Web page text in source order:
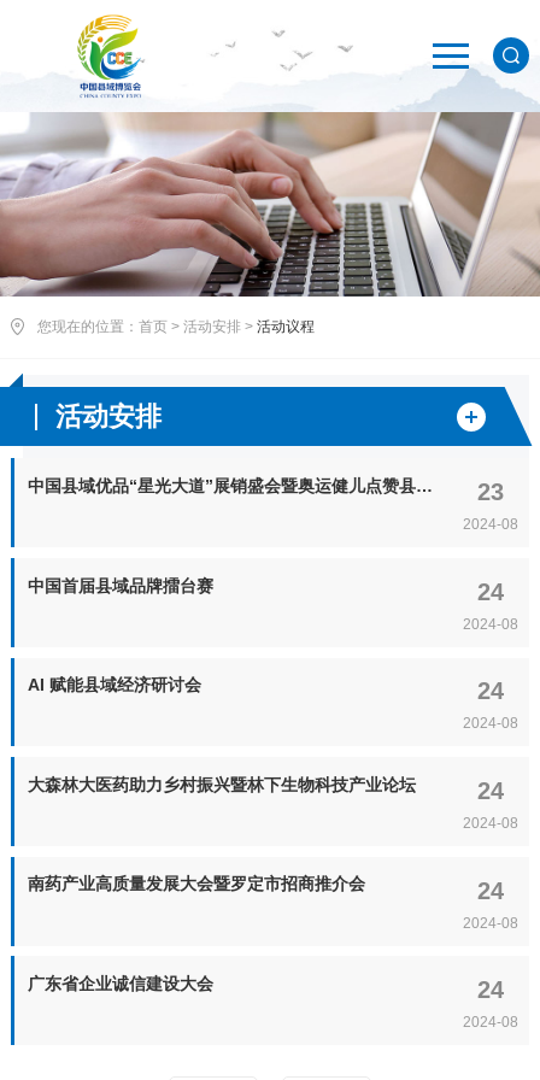
您现在的位置： 首页> 活动安排> 活动议程
活动安排
23
2024-08
中国县域优品“星光大道”展销盛会暨奥运健儿点赞县域优品活动
24
2024-08
中国首届县域品牌擂台赛
24
2024-08
AI 赋能县域经济研讨会
24
2024-08
大森林大医药助力乡村振兴暨林下生物科技产业论坛
24
2024-08
南药产业高质量发展大会暨罗定市招商推介会
24
2024-08
广东省企业诚信建设大会